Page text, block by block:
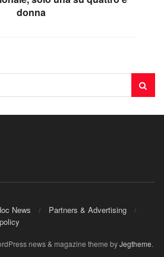
donna
News
Partners & Advertising
news & magazine theme byJegtheme.